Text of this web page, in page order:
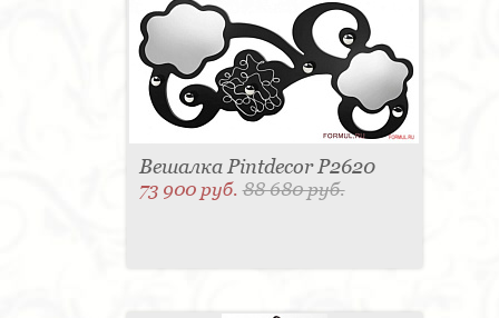
Вешалка Pintdecor P2620
73 900 руб.88 680 руб.